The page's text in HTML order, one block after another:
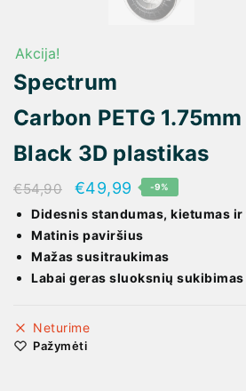
Akcija!
Spectrum
Carbon PETG 1.75mm
Black 3D plastikas
€54,90 €49,99 -9%
Didesnis standumas, kietumas
Matinis paviršius
Mažas susitraukimas
Labai geras sluoksnių sukibimas
Neturime
Pažymėti